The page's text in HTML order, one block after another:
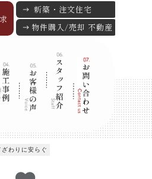
新築・注文住宅
物件購入/売却 不動産
わりに安らぐ